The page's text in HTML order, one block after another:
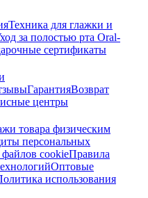
Техника для глажки и
за полостью рта Oral-
сертификаты
ГарантияВозврат
центры
товара физическим
персональных
cookieПравила
Оптовые
использования